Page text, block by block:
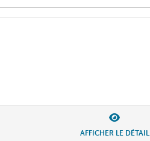
AFFICHER LE DÉTAIL